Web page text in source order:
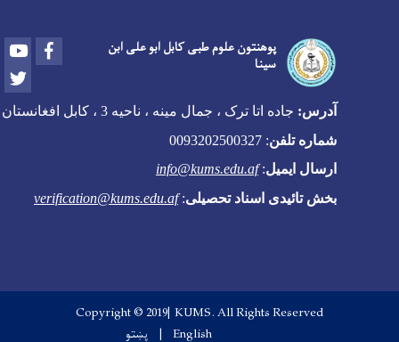
پوهنتون علوم طبی کابل ابو علی ابن
سینا
Youtube
آدرس: جاده اتا ترک ، جمال مینه ، ناحیه 3 ، کابل افغانستان
شماره تلفن:
ارسال ایمیل:
info@kums.edu.af
بخش تائیدی اسناد تحصیلی:
verification@kums.edu.af
Copyright © 2019| KUMS. All Rights Reserved
English
پښتو